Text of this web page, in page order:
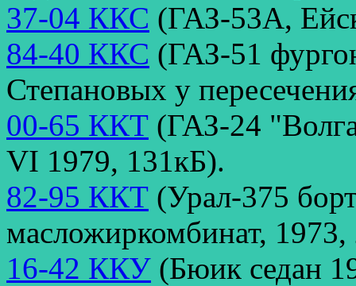
37-04 ККС (ГАЗ-53А,
84-40 ККС (ГАЗ-51
Степановых у
00-65 ККТ (ГАЗ-24
VI 1979, 131кБ).
82-95 ККТ (Урал-375
масложиркомбинат,
16-42 ККУ (Бюик седан